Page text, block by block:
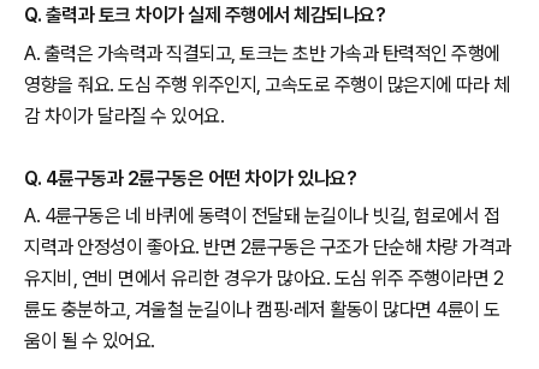
Q. 출력과 토크 차이가 실제 주행에서 체감되나요?
A. 출력은 가속력과 직결되고, 토크는 초반 가속과 탄력적인 주행에
영향을 줘요. 도심 주행 위주인지, 고속도로 주행이 많은지에 따라 체
감 차이가 달라질 수 있어요.
Q. 4륜구동과 2륜구동은 어떤 차이가 있나요?
A. 4륜구동은 네 바퀴에 동력이 전달돼 눈길이나 빗길, 험로에서 접
지력과 안정성이 좋아요. 반면 2륜구동은 구조가 단순해 차량 가격과
유지비, 연비 면에서 유리한 경우가 많아요. 도심 위주 주행이라면 2
륜도 충분하고, 겨울철 눈길이나 캠핑·레저 활동이 많다면 4륜이 도
움이 될 수 있어요.